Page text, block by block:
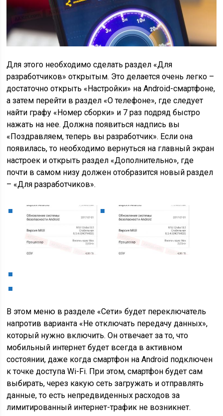
Для этого необходимо сделать раздел «Для
разработчиков» открытым. Это делается очень легко –
достаточно открыть «Настройки» на Android-смартфоне,
а затем перейти в раздел «О телефоне», где следует
найти графу «Номер сборки» и 7 раз подряд быстро
нажать на нее. Должна появиться надпись вы
«Поздравляем, теперь вы разработчик». Если она
появилась, то необходимо вернуться на главный экран
настроек и открыть раздел «Дополнительно», где
почти в самом низу должен отобразится новый раздел
– «Для разработчиков».
В этом меню в разделе «Сети» будет переключатель
напротив варианта «Не отключать передачу данных»,
который нужно включить. Он отвечает за то, что
мобильный интернет будет всегда в активном
состоянии, даже когда смартфон на Android подключен
к точке доступа Wi-Fi. При этом, смартфон будет сам
выбирать, через какую сеть загружать и отправлять
данные, то есть непредвиденных расходов за
лимитированный интернет-трафик не возникнет.